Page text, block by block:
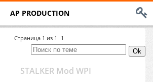
AP PRODUCTION
Страница 1 из 1 1
STALKER Mod WPI